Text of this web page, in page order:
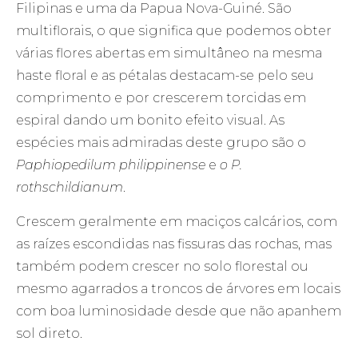
Filipinas e uma da Papua Nova-Guiné. São
multiflorais, o que significa que podemos obter
várias flores abertas em simultâneo na mesma
haste floral e as pétalas destacam-se pelo seu
comprimento e por crescerem torcidas em
espiral dando um bonito efeito visual. As
espécies mais admiradas deste grupo são o
Paphiopedilum philippinense e o P.
rothschildianum.
Crescem geralmente em maciços calcários, com
as raízes escondidas nas fissuras das rochas, mas
também podem crescer no solo florestal ou
mesmo agarrados a troncos de árvores em locais
com boa luminosidade desde que não apanhem
sol direto.